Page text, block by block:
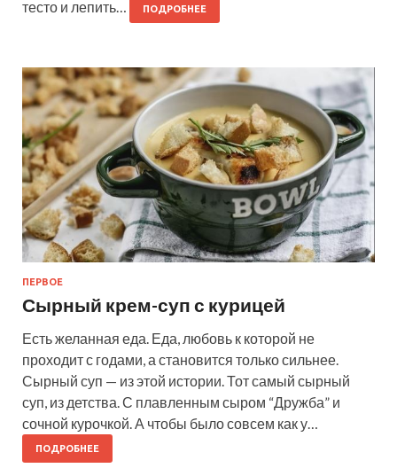
тесто и лепить… ПОДРОБНЕЕ
ПЕРВОЕ
Сырный крем-суп с курицей
Есть желанная еда. Еда, любовь к которой не
проходит с годами, а становится только сильнее.
Сырный суп — из этой истории. Тот самый сырный
суп, из детства. С плавленным сыром “Дружба” и
сочной курочкой. А чтобы было совсем как у…
ПОДРОБНЕЕ